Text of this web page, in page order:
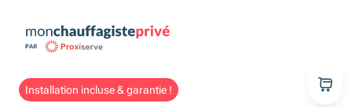
Installation incluse & garantie !